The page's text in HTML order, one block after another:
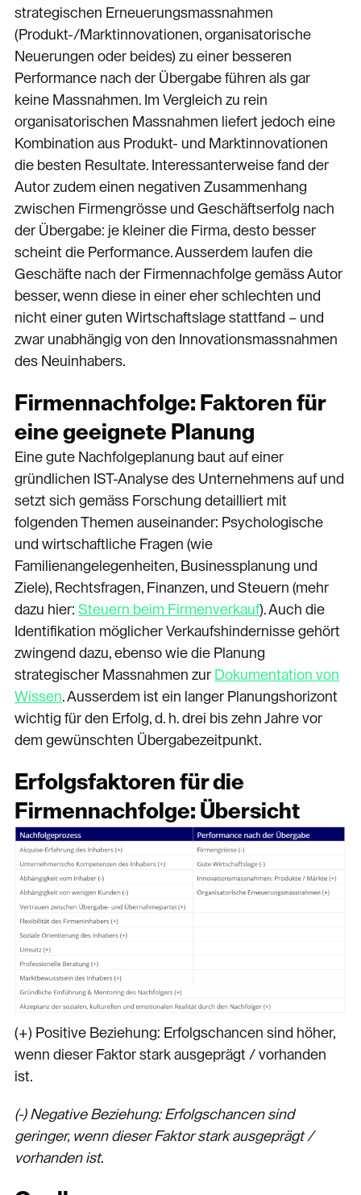
strategischen Erneuerungsmassnahmen
(Produkt-/Marktinnovationen, organisatorische
Neuerungen oder beides) zu einer besseren
Performance nach der Übergabe führen als gar
keine Massnahmen. Im Vergleich zu rein
organisatorischen Massnahmen liefert jedoch eine
Kombination aus Produkt- und Marktinnovationen
die besten Resultate. Interessanterweise fand der
Autor zudem einen negativen Zusammenhang
zwischen Firmengrösse und Geschäftserfolg nach
der Übergabe: je kleiner die Firma, desto besser
scheint die Performance. Ausserdem laufen die
Geschäfte nach der Firmennachfolge gemäss Autor
besser, wenn diese in einer eher schlechten und
nicht einer guten Wirtschaftslage stattfand – und
zwar unabhängig von den Innovationsmassnahmen
des Neuinhabers.
Firmennachfolge: Faktoren für
eine geeignete Planung
Eine gute Nachfolgeplanung baut auf einer
gründlichen IST-Analyse des Unternehmens auf und
setzt sich gemäss Forschung detailliert mit
folgenden Themen auseinander: Psychologische
und wirtschaftliche Fragen (wie
Familienangelegenheiten, Businessplanung und
Ziele), Rechtsfragen, Finanzen, und Steuern (mehr
dazu hier:Steuern beim Firmenverkauf). Auch die
Identifikation möglicher Verkaufshindernisse gehört
zwingend dazu, ebenso wie die Planung
strategischer Massnahmen zur Dokumentation von
Wissen. Ausserdem ist ein langer Planungshorizont
wichtig für den Erfolg, d. h. drei bis zehn Jahre vor
dem gewünschten Übergabezeitpunkt.
Erfolgsfaktoren für die
Firmennachfolge: Übersicht
(+) Positive Beziehung: Erfolgschancen sind höher,
wenn dieser Faktor stark ausgeprägt / vorhanden
ist.
(-) Negative Beziehung: Erfolgschancen sind
geringer, wenn dieser Faktor stark ausgeprägt /
vorhanden ist.